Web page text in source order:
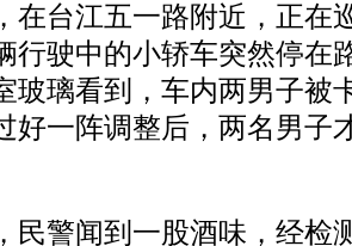
台江五一路附近，正在
行驶中的小轿车突然停在
玻璃看到，车内两男子被
好一阵调整后，两名男子
警闻到一股酒味，经检